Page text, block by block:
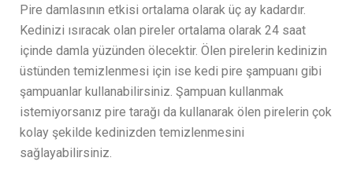
Pire damlasının etkisi ortalama olarak üç ay kadardır.
Kedinizi ısıracak olan pireler ortalama olarak 24 saat
içinde damla yüzünden ölecektir. Ölen pirelerin kedinizin
üstünden temizlenmesi için ise kedi pire şampuanı gibi
şampuanlar kullanabilirsiniz. Şampuan kullanmak
istemiyorsanız pire tarağı da kullanarak ölen pirelerin çok
kolay şekilde kedinizden temizlenmesini
sağlayabilirsiniz.